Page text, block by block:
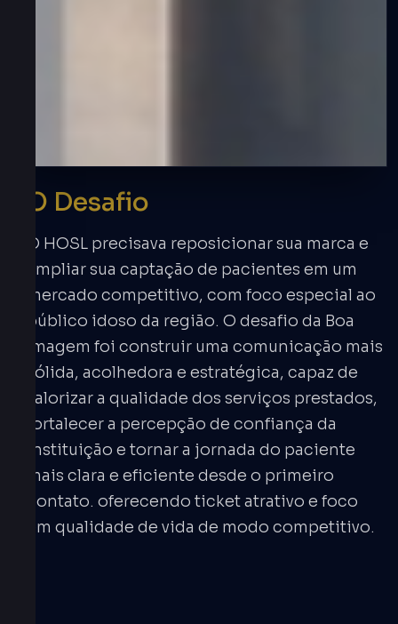
O Desafio
O HOSL precisava reposicionar sua marca e
ampliar sua captação de pacientes em um
mercado competitivo, com foco especial ao
público idoso da região. O desafio da Boa
Imagem foi construir uma comunicação mais
sólida, acolhedora e estratégica, capaz de
valorizar a qualidade dos serviços prestados,
fortalecer a percepção de confiança da
instituição e tornar a jornada do paciente
mais clara e eficiente desde o primeiro
contato. oferecendo ticket atrativo e foco
em qualidade de vida de modo competitivo.